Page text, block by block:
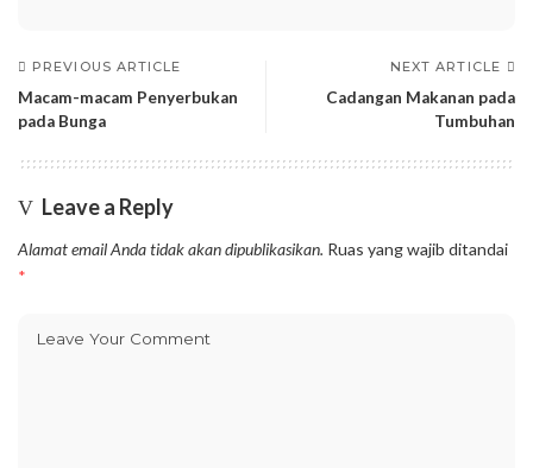
PREVIOUS ARTICLE
Macam-macam Penyerbukan
pada Bunga
NEXT ARTICLE
Cadangan Makanan pada
Tumbuhan
Leave a Reply
Alamat email Anda tidak akan dipublikasikan. Ruas yang wajib ditandai
*